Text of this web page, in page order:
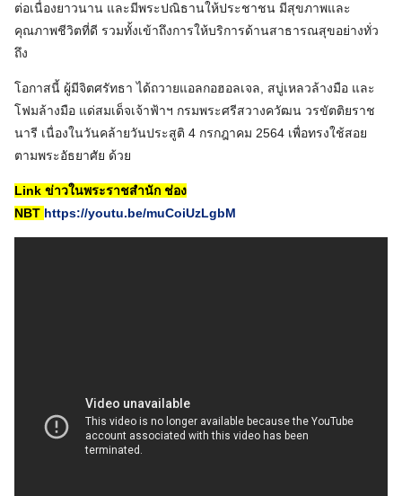
ต่อเนื่องยาวนาน และมีพระปณิธานให้ประชาชน มีสุขภาพและ
คุณภาพชีวิตที่ดี รวมทั้งเข้าถึงการให้บริการด้านสาธารณสุขอย่างทั่ว
ถึง
โอกาสนี้ ผู้มีจิตศรัทธา ได้ถวายแอลกอฮอลเจล, สบู่เหลวล้างมือ และ
โฟมล้างมือ แด่สมเด็จเจ้าฟ้าฯ กรมพระศรีสวางควัฒน วรขัตติยราช
นารี เนื่องในวันคล้ายวันประสูติ 4 กรกฎาคม 2564 เพื่อทรงใช้สอย
ตามพระอัธยาศัย ด้วย
Link ข่าวในพระราชสำนัก ช่อง
NBT https://youtu.be/muCoiUzLgbM